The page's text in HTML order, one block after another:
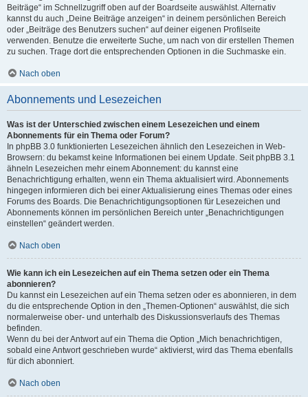
Beiträge“ im Schnellzugriff oben auf der Boardseite auswählst. Alternativ
kannst du auch „Deine Beiträge anzeigen“ in deinem persönlichen Bereich
oder „Beiträge des Benutzers suchen“ auf deiner eigenen Profilseite
verwenden. Benutze die erweiterte Suche, um nach von dir erstellen Themen
zu suchen. Trage dort die entsprechenden Optionen in die Suchmaske ein.
Nach oben
Abonnements und Lesezeichen
Was ist der Unterschied zwischen einem Lesezeichen und einem
Abonnements für ein Thema oder Forum?
In phpBB 3.0 funktionierten Lesezeichen ähnlich den Lesezeichen in Web-
Browsern: du bekamst keine Informationen bei einem Update. Seit phpBB 3.1
ähneln Lesezeichen mehr einem Abonnement: du kannst eine
Benachrichtigung erhalten, wenn ein Thema aktualisiert wird. Abonnements
hingegen informieren dich bei einer Aktualisierung eines Themas oder eines
Forums des Boards. Die Benachrichtigungsoptionen für Lesezeichen und
Abonnements können im persönlichen Bereich unter „Benachrichtigungen
einstellen“ geändert werden.
Nach oben
Wie kann ich ein Lesezeichen auf ein Thema setzen oder ein Thema
abonnieren?
Du kannst ein Lesezeichen auf ein Thema setzen oder es abonnieren, in dem
du die entsprechende Option in den „Themen-Optionen“ auswählst, die sich
normalerweise ober- und unterhalb des Diskussionsverlaufs des Themas
befinden.
Wenn du bei der Antwort auf ein Thema die Option „Mich benachrichtigen,
sobald eine Antwort geschrieben wurde“ aktivierst, wird das Thema ebenfalls
für dich abonniert.
Nach oben